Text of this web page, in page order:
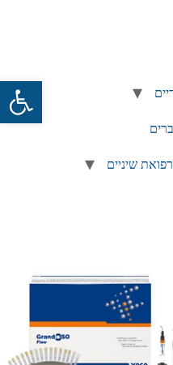
רפואת שיניים